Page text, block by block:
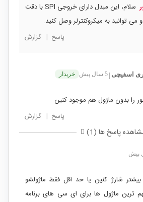
سلام، این مبدل دارای خروجی SPI با دقت
پاسخ | گزارش
اسفیچی 5 سال پیش خریدار
را بدون ماژول هم موجود کنین
پاسخ | گزارش
پاسخ ها (1)
شارژ کنین یا حد اقل فقط ماژولشو
ترین ماژول ها برای ای سی های برنامه